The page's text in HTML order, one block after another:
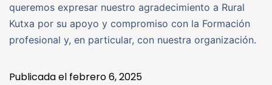
queremos expresar nuestro agradecimiento a Rural
Kutxa por su apoyo y compromiso con la Formación
profesional y, en particular, con nuestra organización.
Publicada el febrero 6, 2025